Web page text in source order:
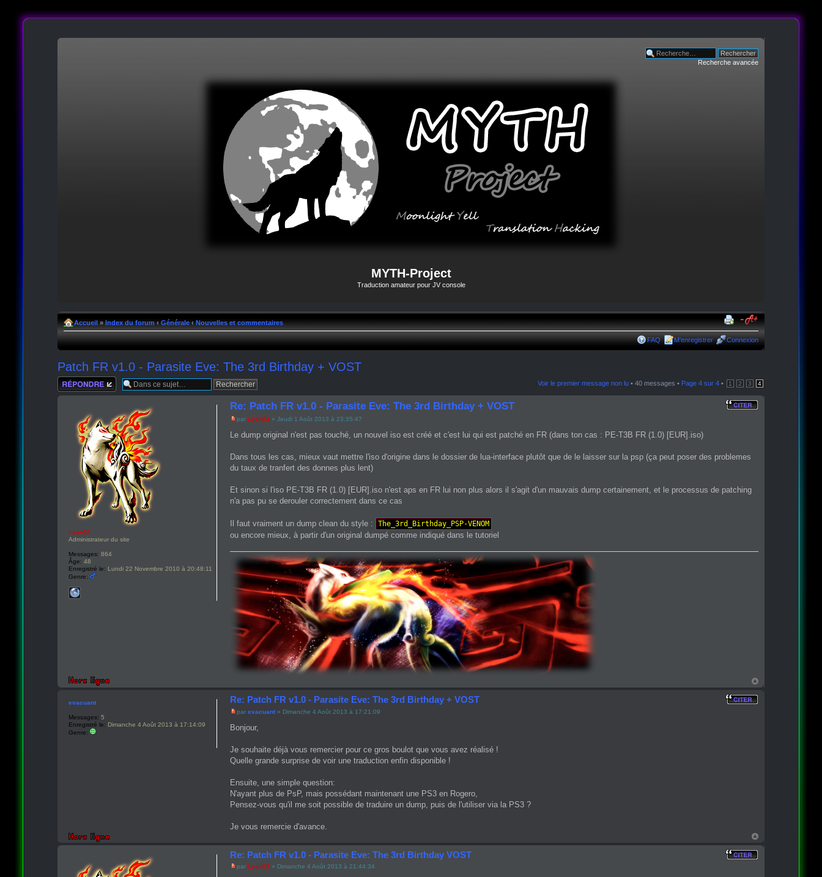
Recherche avancée
MYTH-Project
Traduction amateur pour JV console
Accueil» Index du forum ‹ Générale ‹ Nouvelles et commentaires
FAQ M’enregistrer Connexion
Patch FR v1.0 - Parasite Eve: The 3rd Birthday + VOST
Répondre Voir le premier message non lu • 40 messages • Page4 sur4 • 1 2 3 4
Re: Patch FR v1.0 - Parasite Eve: The 3rd Birthday + VOST
parLyan53 » Jeudi 1 Août 2013 à 23:35:47
Le dump original n'est pas touché, un nouvel iso est créé et c'est lui qui est patché en FR (dans ton cas : PE-T3B FR (1.0) [EUR].iso)
Dans tous les cas, mieux vaut mettre l'iso d'origine dans le dossier de lua-interface plutôt que de le laisser sur la psp (ça peut poser des problemes
du taux de tranfert des donnes plus lent)
Et sinon si l'iso PE-T3B FR (1.0) [EUR].iso n'est aps en FR lui non plus alors il s'agit d'un mauvais dump certainement, et le processus de patching
n'a pas pu se derouler correctement dans ce cas
Il faut vraiment un dump clean du style : The_3rd_Birthday_PSP-VENOM
ou encore mieux, à partir d'un original dumpé comme indiqué dans le tutoriel
Lyan53
Administrateur du site
Messages: 864
Âge: 48
Enregistré le: Lundi 22 Novembre 2010 à 20:48:11
Genre:
Re: Patch FR v1.0 - Parasite Eve: The 3rd Birthday + VOST
parevacuant» Dimanche 4 Août 2013 à 17:21:09
Bonjour,
Je souhaite déjà vous remercier pour ce gros boulot que vous avez réalisé !
Quelle grande surprise de voir une traduction enfin disponible !
Ensuite, une simple question:
N'ayant plus de PsP, mais possédant maintenant une PS3 en Rogero,
Pensez-vous qu'il me soit possible de traduire un dump, puis de l'utiliser via la PS3 ?
Je vous remercie d'avance.
evacuant
Messages: 5
Enregistré le: Dimanche 4 Août 2013 à 17:14:09
Genre:
Re: Patch FR v1.0 - Parasite Eve: The 3rd Birthday VOST
parLyan53 » Dimanche 4 Août 2013 à 21:44:34